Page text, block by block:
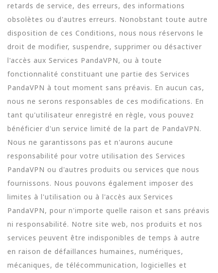
retards de service, des erreurs, des informations
obsolètes ou d'autres erreurs. Nonobstant toute autre
disposition de ces Conditions, nous nous réservons le
droit de modifier, suspendre, supprimer ou désactiver
l'accès aux Services PandaVPN, ou à toute
fonctionnalité constituant une partie des Services
PandaVPN à tout moment sans préavis. En aucun cas,
nous ne serons responsables de ces modifications. En
tant qu'utilisateur enregistré en règle, vous pouvez
bénéficier d'un service limité de la part de PandaVPN.
Nous ne garantissons pas et n'aurons aucune
responsabilité pour votre utilisation des Services
PandaVPN ou d'autres produits ou services que nous
fournissons. Nous pouvons également imposer des
limites à l'utilisation ou à l'accès aux Services
PandaVPN, pour n'importe quelle raison et sans préavis
ni responsabilité. Notre site web, nos produits et nos
services peuvent être indisponibles de temps à autre
en raison de défaillances humaines, numériques,
mécaniques, de télécommunication, logicielles et